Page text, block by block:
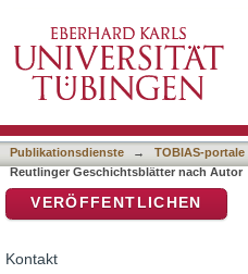
Publikationsdienste → TOBIAS-portale
Reutlinger Geschichtsblätter nach Autor
VERÖFFENTLICHEN
Kontakt